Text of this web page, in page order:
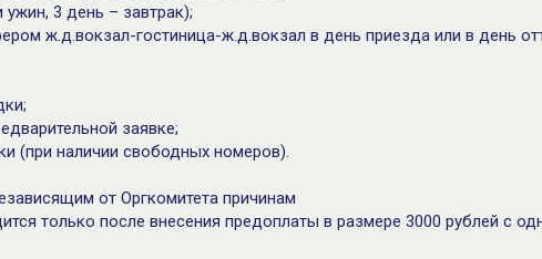
3 день – завтрак);
ж.д.вокзал-гостиница-ж.д.вокзал в день приезда или в день
заявке;
(при наличии свободных номеров).
от Оргкомитета причинам
только после внесения предоплаты в размере 3000 рублей с